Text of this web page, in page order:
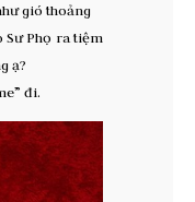
gió thoảng
Sư Phọ ra tiệm
ạ?
đi.